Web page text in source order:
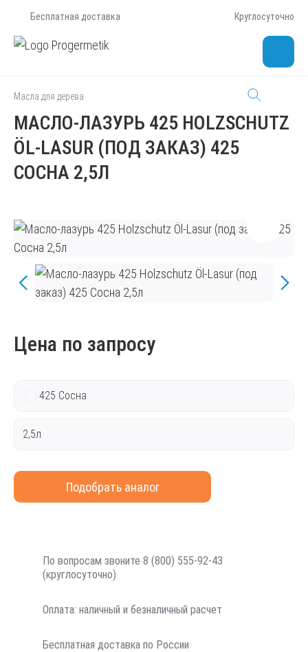
Бесплатная доставка Круглосуточно
Масла для дерева
МАСЛО-ЛАЗУРЬ 425 HOLZSCHUTZ
ÖL-LASUR (ПОД ЗАКАЗ) 425
СОСНА 2,5Л
Цена по запросу
425 Сосна
2,5л
Подобрать аналог
По вопросам звоните 8 (800) 555-92-43
(круглосуточно)
Оплата: наличный и безналичный расчет
Бесплатная доставка по России